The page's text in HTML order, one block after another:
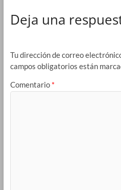
Deja una
Tu dirección de correo
campos obligatorios están
Comentario *